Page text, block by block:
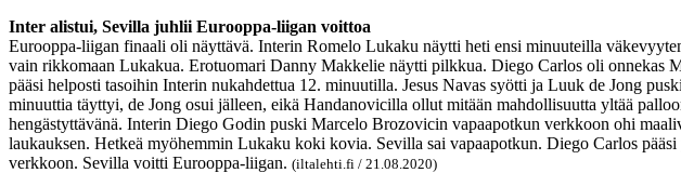
Inter alistui, Sevilla juhlii Eurooppa-liigan voittoa
Eurooppa-liigan finaali oli näyttävä. Interin Romelo Lukaku näytti heti ensi minuuteilla
vain rikkomaan Lukakua. Erotuomari Danny Makkelie näytti pilkkua. Diego Carlos oli onnekas
pääsi helposti tasoihin Interin nukahdettua 12. minuutilla. Jesus Navas syötti ja Luuk de Jong
minuuttia täyttyi, de Jong osui jälleen, eikä Handanovicilla ollut mitään mahdollisuutta yltää
hengästyttävänä. Interin Diego Godin puski Marcelo Brozovicin vapaapotkun verkkoon ohi
laukauksen. Hetkeä myöhemmin Lukaku koki kovia. Sevilla sai vapaapotkun. Diego Carlos
verkkoon. Sevilla voitti Eurooppa-liigan. (iltalehti.fi / 21.08.2020)